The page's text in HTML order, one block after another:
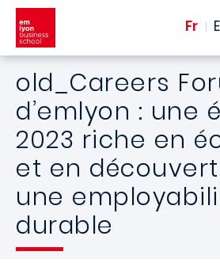
Aller au contenu principal
Fr
old_Careers
d’emlyon : une
2023 riche en
et en
une
durable